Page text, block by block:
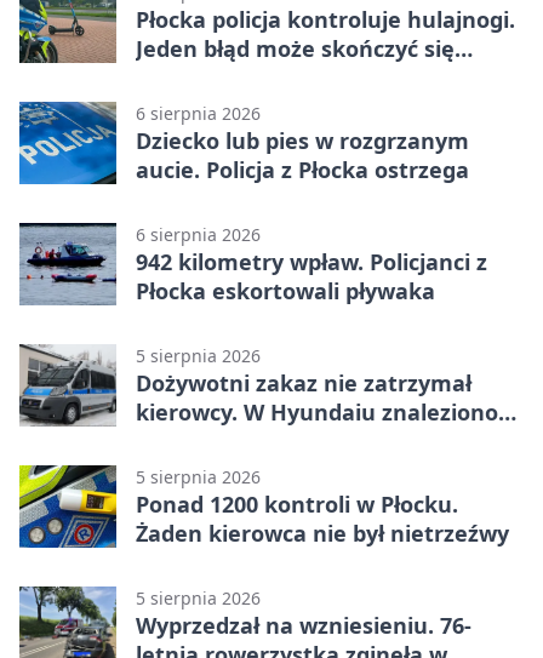
Płocka policja kontroluje hulajnogi.
Jeden błąd może skończyć się
6 sierpnia 2026
Dziecko lub pies w rozgrzanym
aucie. Policja z Płocka ostrzega
6 sierpnia 2026
942 kilometry wpław. Policjanci z
Płocka eskortowali pływaka
5 sierpnia 2026
Dożywotni zakaz nie zatrzymał
kierowcy. W Hyundaiu znaleziono
5 sierpnia 2026
Ponad 1200 kontroli w Płocku.
Żaden kierowca nie był nietrzeźwy
5 sierpnia 2026
Wyprzedzał na wzniesieniu. 76-